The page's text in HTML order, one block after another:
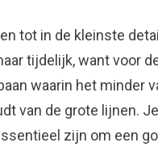
tot in de kleinste
tijdelijk, want voor
waarin het minder
van de grote lijnen.
zijn om een